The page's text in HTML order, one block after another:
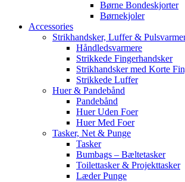
Børne Bondeskjorter
Børnekjoler
Accessories
Strikhandsker, Luffer &
Håndledsvarmere
Strikkede Fingerhandsker
Strikhandsker med Korte
Strikkede Luffer
Huer & Pandebånd
Pandebånd
Huer Uden Foer
Huer Med Foer
Tasker, Net & Punge
Tasker
Bumbags – Bæltetasker
Toilettasker & Projekttasker
Læder Punge